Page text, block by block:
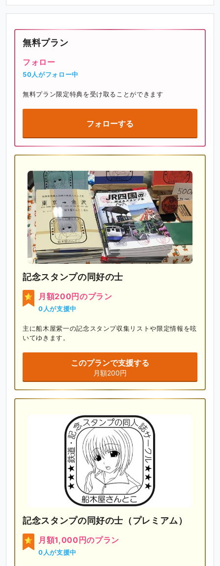
無料プラン
フォロー
50人がフォロー中
無料プラン限定特典を受け取ることができます
フォローする
記念スタンプの同好の士
月額200円のプラン
0人が支援中
主に船木屋紫一の記念スタンプ収集リストや限定情報を呟
いてゆきます。
このプランで支援する
月額200円
記念スタンプの同好の士（プレミアム）
月額1,000円のプラン
0人が支援中